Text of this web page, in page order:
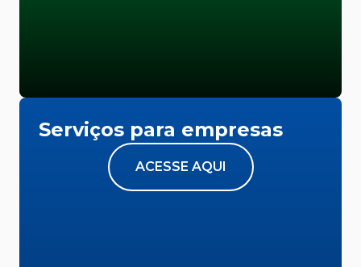
Serviços para empresas
ACESSE AQUI